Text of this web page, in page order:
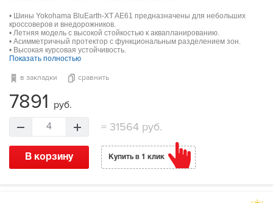
• Шины Yokohama BluEarth-XT AE61 предназначены для небольших
кроссоверов и внедорожников.
• Летняя модель с высокой стойкостью к аквапланированию.
• Асимметричный протектор с функциональным разделением зон.
• Высокая курсовая устойчивость.
Показать полностью
в закладки сравнить
7891 руб.
4 =31564 руб.
В корзину Купить в 1 клик